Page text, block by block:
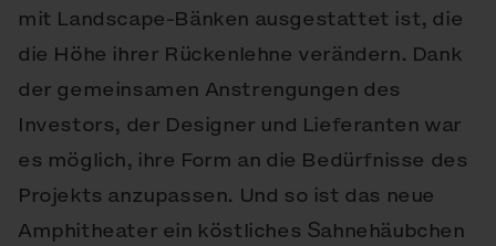
mit Landscape-Bänken ausgestattet ist, die
die Höhe ihrer Rückenlehne verändern. Dank
der gemeinsamen Anstrengungen des
Investors, der Designer und Lieferanten war
es möglich, ihre Form an die Bedürfnisse des
Projekts anzupassen. Und so ist das neue
Amphitheater ein köstliches Sahnehäubchen